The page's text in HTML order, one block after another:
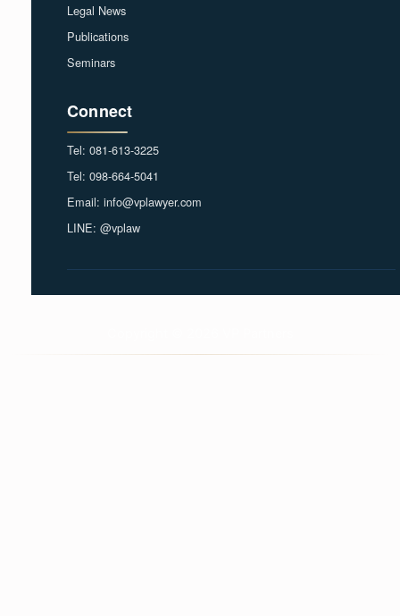
Legal News
Publications
Seminars
Connect
Tel: 081-613-3225
Tel: 098-664-5041
Email: info@vplawyer.com
LINE: @vplaw